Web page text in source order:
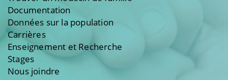
Documentation
Données sur la population
Carrières
Enseignement et Recherche
Stages
Nous joindre